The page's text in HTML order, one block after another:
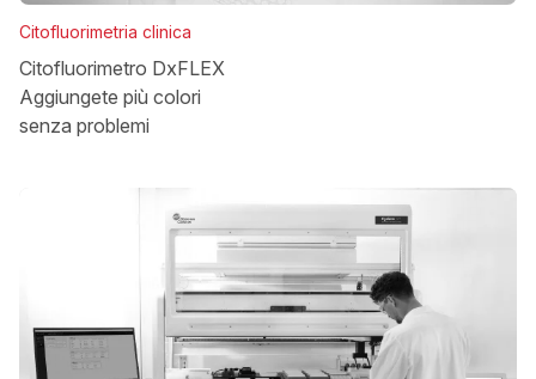
Citofluorimetria clinica
Citofluorimetro DxFLEX
Aggiungete più colori
senza problemi